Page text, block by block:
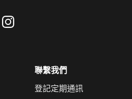
聯繫我們
登記定期通訊